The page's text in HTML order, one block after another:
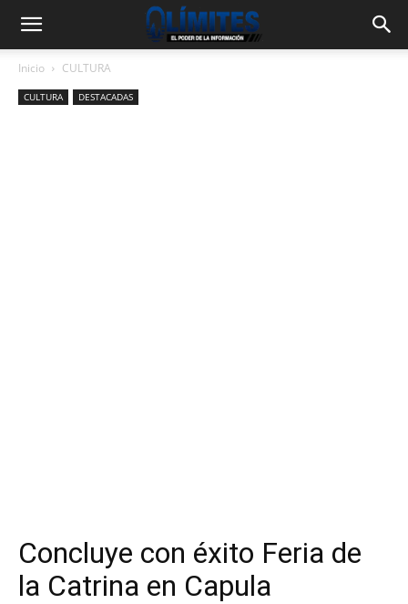
Inicio CULTURA
CULTURA DESTACADAS
Concluye con éxito Feria de
la Catrina en Capula